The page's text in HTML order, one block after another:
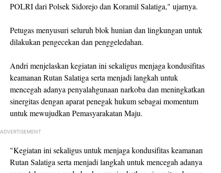
POLRI dari Polsek Sidorejo dan Koramil Salatiga," ujarnya.
Petugas menyusuri seluruh blok hunian dan lingkungan untuk
dilakukan pengecekan dan penggeledahan.
Andri menjelaskan kegiatan ini sekaligus menjaga kondusifitas
keamanan Rutan Salatiga serta menjadi langkah untuk
mencegah adanya penyalahgunaan narkoba dan meningkatkan
sinergitas dengan aparat penegak hukum sebagai momentum
untuk mewujudkan Pemasyarakatan Maju.
ADVERTISEMENT
"Kegiatan ini sekaligus untuk menjaga kondusifitas keamanan
Rutan Salatiga serta menjadi langkah untuk mencegah adanya